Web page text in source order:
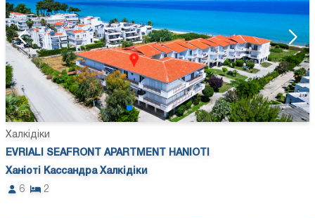
Халкідіки
EVRIALI SEAFRONT APARTMENT HANIOTI
Ханіоті Кассандра Халкідіки
6
2